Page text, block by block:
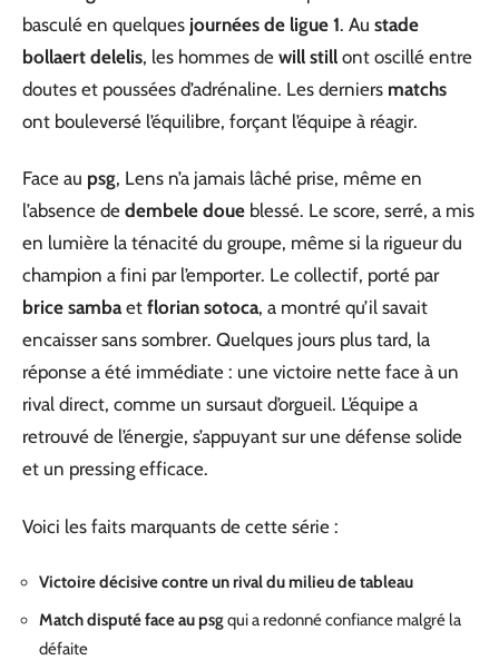
basculé en quelques journées de ligue 1. Au stade
bollaert delelis, les hommes de will still ont oscillé entre
doutes et poussées d’adrénaline. Les derniers matchs
ont bouleversé l’équilibre, forçant l’équipe à réagir.
Face au psg, Lens n’a jamais lâché prise, même en
l’absence de dembele doue blessé. Le score, serré, a mis
en lumière la ténacité du groupe, même si la rigueur du
champion a fini par l’emporter. Le collectif, porté par
brice sambaet florian sotoca, a montré qu’il savait
encaisser sans sombrer. Quelques jours plus tard, la
réponse a été immédiate : une victoire nette face à un
rival direct, comme un sursaut d’orgueil. L’équipe a
retrouvé de l’énergie, s’appuyant sur une défense solide
et un pressing efficace.
Voici les faits marquants de cette série :
Victoire décisive contre un rival du milieu de tableau
Match disputé face au psgqui a redonné confiance malgré la
défaite